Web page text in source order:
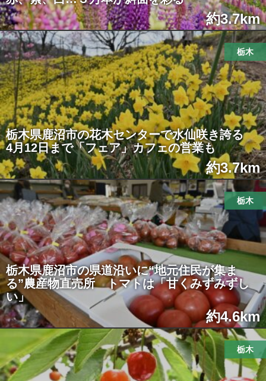
約3.7km
栃木
栃木県鹿沼市の花木センターで水仙咲き誇る
4月12日まで「フェア」カフェの営業も
約3.7km
栃木
栃木県鹿沼市の県道沿いに“地元住民が集ま
る”農産物直売所 トマトは「甘くみずみずし
い」
約4.6km
栃木